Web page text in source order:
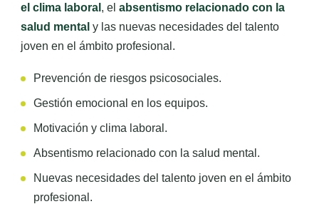
el clima laboral , el absentismo relacionado con la
salud mental y las nuevas necesidades del talento
joven en el ámbito profesional.
Prevención de riesgos psicosociales.
Gestión emocional en los equipos.
Motivación y clima laboral.
Absentismo relacionado con la salud mental.
Nuevas necesidades del talento joven en el ámbito
profesional.